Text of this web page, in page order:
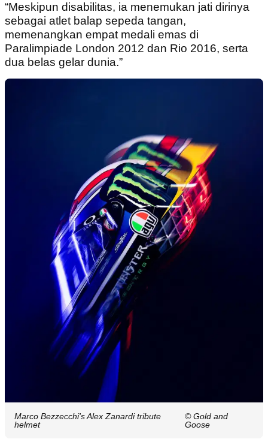
“Meskipun disabilitas, ia menemukan jati dirinya
sebagai atlet balap sepeda tangan,
memenangkan empat medali emas di
Paralimpiade London 2012 dan Rio 2016, serta
dua belas gelar dunia.”
Marco Bezzecchi's Alex Zanardi tribute
helmet
© Gold and
Goose